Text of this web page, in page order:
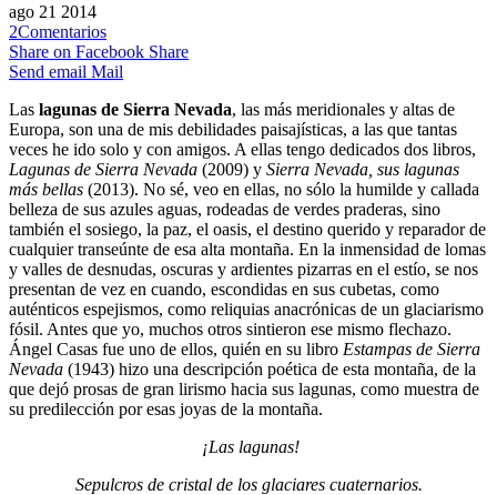
ago 21 2014
2Comentarios
Share on Facebook Share
Send email Mail
Las lagunas de Sierra Nevada, las más meridionales y altas de
Europa, son una de mis debilidades paisajísticas, a las que tantas
veces he ido solo y con amigos. A ellas tengo dedicados dos libros,
Lagunas de Sierra Nevada (2009) y Sierra Nevada, sus lagunas
más bellas (2013). No sé, veo en ellas, no sólo la humilde y callada
belleza de sus azules aguas, rodeadas de verdes praderas, sino
también el sosiego, la paz, el oasis, el destino querido y reparador de
cualquier transeúnte de esa alta montaña. En la inmensidad de lomas
y valles de desnudas, oscuras y ardientes pizarras en el estío, se nos
presentan de vez en cuando, escondidas en sus cubetas, como
auténticos espejismos, como reliquias anacrónicas de un glaciarismo
fósil. Antes que yo, muchos otros sintieron ese mismo flechazo.
Ángel Casas fue uno de ellos, quién en su libro Estampas de Sierra
Nevada (1943) hizo una descripción poética de esta montaña, de la
que dejó prosas de gran lirismo hacia sus lagunas, como muestra de
su predilección por esas joyas de la montaña.
¡Las lagunas!
Sepulcros de cristal de los glaciares cuaternarios.